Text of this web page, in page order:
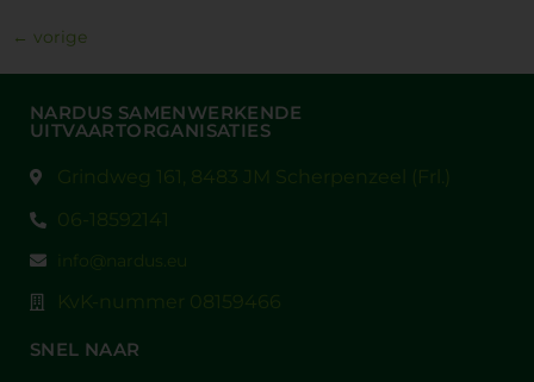
← vorige
NARDUS SAMENWERKENDE
UITVAARTORGANISATIES
Grindweg 161, 8483 JM Scherpenzeel (Frl.)
06-18592141
info@nardus.eu
KvK-nummer 08159466
SNEL NAAR